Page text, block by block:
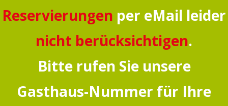
Reservierungen per eMail leider
nicht berücksichtigen.
Bitte rufen Sie unsere
Gasthaus-Nummer für Ihre